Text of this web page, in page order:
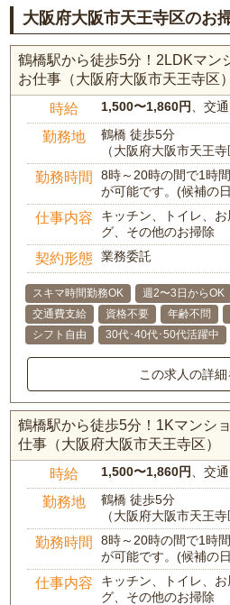
大阪府大阪市天王寺区のお
鶴橋駅から徒歩5分！2LDKマン
お仕事（大阪府大阪市天王寺区）
時給 1,500〜1,860円 、交
勤務地
鶴橋 徒歩5分
（大阪府大阪市天王寺
勤務時間
8時～20時の間で1時
が可能です。(候補の
仕事内容
キッチン、トイレ、
グ、その他のお掃除
契約形態 業務委託
スキマ時間勤務OK 週2〜3日からOK
交通費支給
資格不要 年齢不問
シフト自由
30代･40代･50代活躍中
この求人の詳
鶴橋駅から徒歩5分！1Kマンシ
仕事（大阪府大阪市天王寺区）
時給 1,500〜1,860円 、交
勤務地
鶴橋 徒歩5分
（大阪府大阪市天王寺
勤務時間
8時～20時の間で1時
が可能です。(候補の
仕事内容
キッチン、トイレ、
グ、その他のお掃除